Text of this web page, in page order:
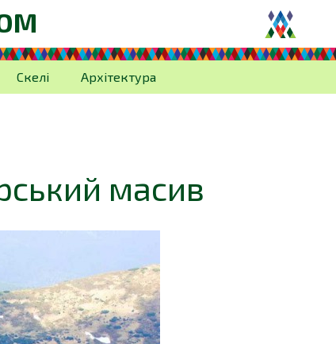
Скелі Архітектура
масив